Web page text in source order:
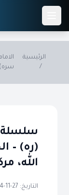
Skip to main content
الرئيسية
/
سره)
سلسلة
الله،
التاريخ: 27-11-2024